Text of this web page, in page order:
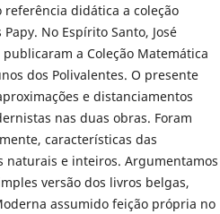
didática a coleção
No Espírito Santo, José
a Coleção Matemática
dos Polivalentes. O presente
e distanciamentos
nas duas obras. Foram
características das
e inteiros. Argumentamos
versão dos livros belgas,
assumido feição própria no